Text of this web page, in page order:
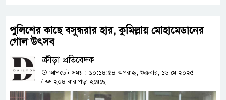
পুলিশের কাছে বসুন্ধরার হার, কুমিল্লায় মোহামেডানের
গোল উৎসব
ক্রীড়া প্রতিবেদক
আপডেট সময় : ১০:১৪:৫৪ অপরাহ্ন, শুক্রবার, ১৬ মে ২০২৫
/
২০৪ বার পড়া হয়েছে